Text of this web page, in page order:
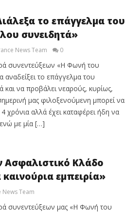
το επάγγελμα του
συνειδητά»
News Team 0
συνεντεύξεων «Η Φωνή του
το επάγγελμα του
να προβάλει νεαρούς, κυρίως,
μας φιλοξενούμενη μπορεί να
χρόνια αλλά έχει καταφέρει ήδη να
ενώ με μία […]
Ασφαλιστικό Κλάδο
καινούρια εμπειρία»
News Team
συνεντεύξεων μας «Η Φωνή του